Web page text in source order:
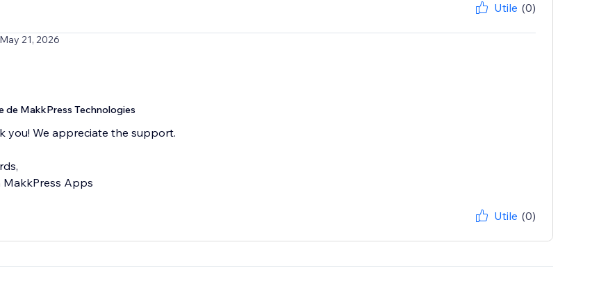
Utile (0)
21, 2026
de MakkPress Technologies
you! We appreciate the support.
MakkPress Apps
Utile (0)